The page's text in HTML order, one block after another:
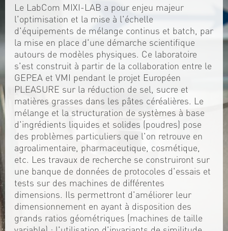
Le LabCom MIXI-LAB a pour enjeu majeur
l'optimisation et la mise à l'échelle
d'équipements de mélange continus et batch, par
la mise en place d'une démarche scientifique
autours de modèles physiques. Ce laboratoire
s'est construit à partir de la collaboration entre le
GEPEA et VMI pendant le projet Européen
PLEASURE sur la réduction de sel, sucre et
matières grasses dans les pâtes céréalières. Le
mélange et la structuration de systèmes à base
d'ingrédients liquides et solides (poudres) pose
des problèmes particuliers que l'on retrouve en
agroalimentaire, pharmaceutique, cosmétique,
etc. Les travaux de recherche se construiront sur
une banque de données de protocoles d'essais et
tests sur des machines de différentes
dimensions. Ils permettront d'améliorer leur
dimensionnement en ayant à disposition des
grands ratios géométriques (machines de taille